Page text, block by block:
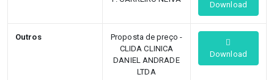
Download
Outros
Proposta de preço -
CLIDA CLINICA
DANIEL ANDRADE
LTDA
Download